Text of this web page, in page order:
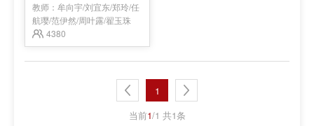
教师： 牟向宇/刘宜东/郑玲/任
航璎/范伊然/周叶露/翟玉珠
4380
1
当前1/1 共1条